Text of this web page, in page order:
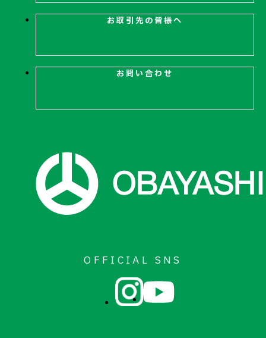
お取引先の皆様へ
お取引先の皆様へ
お問い合わせ
OFFICIAL SNS